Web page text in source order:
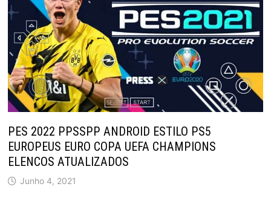
PES 2022 PPSSPP ANDROID ESTILO PS5
EUROPEUS EURO COPA UEFA CHAMPIONS
ELENCOS ATUALIZADOS
Junho 4, 2021